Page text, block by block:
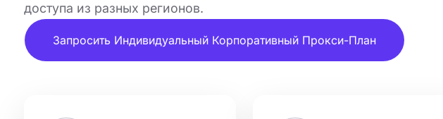
доступа из разных регионов.
Запросить Индивидуальный Корпоративный Прокси-План